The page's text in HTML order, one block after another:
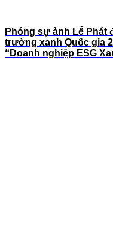
Phóng sự ảnh Lễ Phát
trường xanh Quốc gia
“Doanh nghiệp ESG